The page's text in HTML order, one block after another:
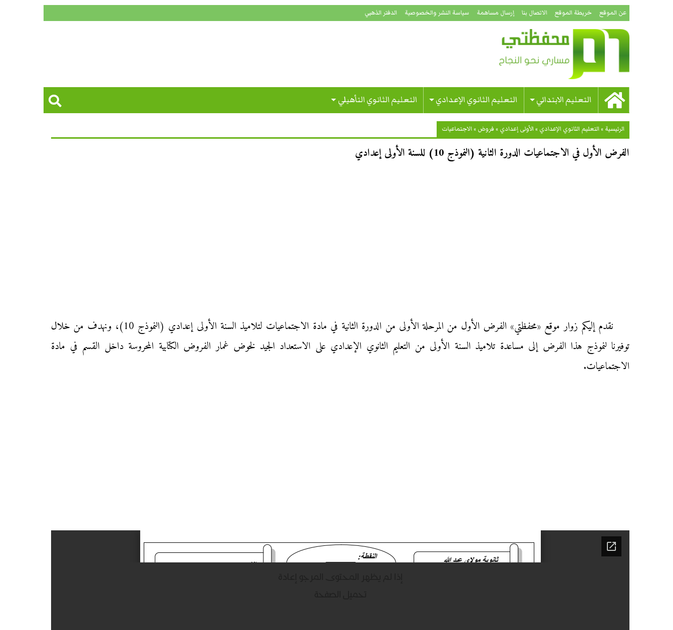
عن الموقع خريطة الموقع الاتصال بنا إرسال مساهمة سياسة النشر والخصوصية الدفتر الذهبي
التعليم الابتدائي التعليم الثانوي الإعدادي التعليم الثانوي التأهيلي
الرئيسية »التعليم الثانوي الإعدادي »الأولى إعدادي » فروض »الاجتماعيات
الفرض الأول في الاجتماعيات الدورة الثانية (النموذج 10) للسنة الأولى إعدادي
نقدم إليكم زوار موقع «محفظتي» الفرض الأول من المرحلة الأولى من الدورة الثانية في مادة الاجتماعيات لتلاميذ السنة الأولى إعدادي (النموذج 10)، ونهدف من خلال
توفيرنا لنموذج هذا الفرض إلى مساعدة تلاميذ السنة الأولى من التعليم الثانوي الإعدادي على الاستعداد الجيد لخوض غمار الفروض الكتابية المحروسة داخل القسم في مادة
الاجتماعيات.